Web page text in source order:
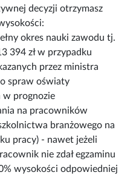
decyzji otrzymasz
okres nauki zawodu tj.
394 zł w przypadku
przez ministra
spraw oświaty
w prognozie
na pracowników
branżowego na
pracy) - nawet jeżeli
nie zdał egzaminu
wysokości odpowiedniej